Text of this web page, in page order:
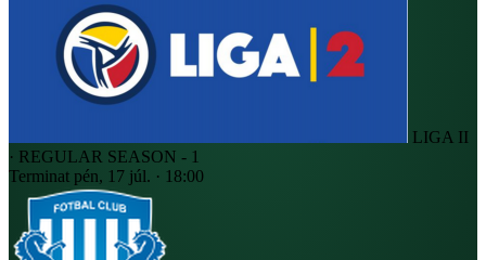
LIGA II
· REGULAR SEASON - 1
Terminat pén, 17 júl. · 18:00